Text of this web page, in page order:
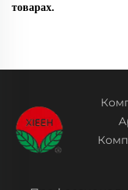
товарах.